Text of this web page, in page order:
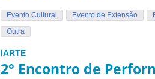
Evento Cultural Evento de Extensão
Outra
IARTE
2° Encontro de